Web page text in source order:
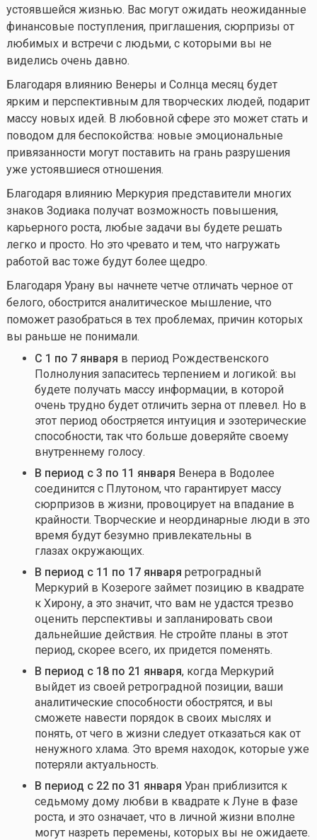
устоявшейся жизнью. Вас могут ожидать неожиданные
финансовые поступления, приглашения, сюрпризы от
любимых и встречи с людьми, с которыми вы не
виделись очень давно.
Благодаря влиянию Венеры и Солнца месяц будет
ярким и перспективным для творческих людей, подарит
массу новых идей. В любовной сфере это может стать и
поводом для беспокойства: новые эмоциональные
привязанности могут поставить на грань разрушения
уже устоявшиеся отношения.
Благодаря влиянию Меркурия представители многих
знаков Зодиака получат возможность повышения,
карьерного роста, любые задачи вы будете решать
легко и просто. Но это чревато и тем, что нагружать
работой вас тоже будут более щедро.
Благодаря Урану вы начнете четче отличать черное от
белого, обострится аналитическое мышление, что
поможет разобраться в тех проблемах, причин которых
вы раньше не понимали.
С 1 по 7 января в период Рождественского
Полнолуния запаситесь терпением и логикой: вы
будете получать массу информации, в которой
очень трудно будет отличить зерна от плевел. Но в
этот период обостряется интуиция и эзотерические
способности, так что больше доверяйте своему
внутреннему голосу.
В период с 3 по 11 января Венера в Водолее
соединится с Плутоном, что гарантирует массу
сюрпризов в жизни, провоцирует на впадание в
крайности. Творческие и неординарные люди в это
время будут безумно привлекательны в
глазах окружающих.
В период с 11 по 17 января ретроградный
Меркурий в Козероге займет позицию в квадрате
к Хирону, а это значит, что вам не удастся трезво
оценить перспективы и запланировать свои
дальнейшие действия. Не стройте планы в этот
период, скорее всего, их придется поменять.
В период с 18 по 21 января, когда Меркурий
выйдет из своей ретроградной позиции, ваши
аналитические способности обострятся, и вы
сможете навести порядок в своих мыслях и
понять, от чего в жизни следует отказаться как от
ненужного хлама. Это время находок, которые уже
потеряли актуальность.
В период с 22 по 31 января Уран приблизится к
седьмому дому любви в квадрате к Луне в фазе
роста, и это означает, что в личной жизни вполне
могут назреть перемены, которых вы не ожидаете.